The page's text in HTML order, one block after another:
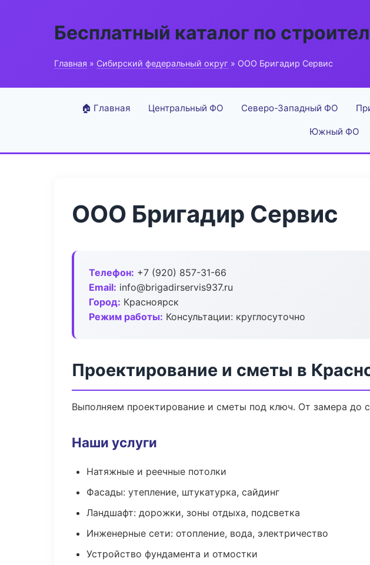
Бесплатный каталог по
Главная » Сибирский федеральный округ » ООО Бригадир Сервис
🏠 Главная Центральный ФО Северо-Западный ФО
Южный ФО
ООО Бригадир Сервис
Телефон: +7 (920) 857-31-66
Email: info@brigadirservis937.ru
Город: Красноярск
Режим работы: Консультации: круглосуточно
Проектирование и сметы в
Выполняем проектирование и сметы под ключ. От замера до
Наши услуги
Натяжные и реечные потолки
Фасады: утепление, штукатурка, сайдинг
Ландшафт: дорожки, зоны отдыха, подсветка
Инженерные сети: отопление, вода, электричество
Устройство фундамента и отмостки